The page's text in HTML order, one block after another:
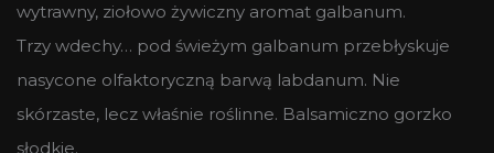
wytrawny, ziołowo żywiczny aromat galbanum.
Trzy wdechy… pod świeżym galbanum przebłyskuje
nasycone olfaktoryczną barwą labdanum. Nie
skórzaste, lecz właśnie roślinne. Balsamiczno gorzko
słodkie.